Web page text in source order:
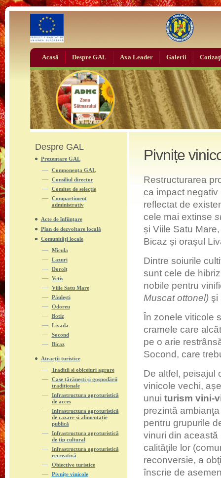
Acasă Despre GAL Axa Leader Galerii
Despre GAL
Prezentare GAL
Componența GAL
Consiliul director
Comitet de selecție
Compartiment
administrativ
Acte de înființare
Plan de dezvoltare locală
Comunităţi locale
Micula
Lazuri
Dorolț
Vetiș
Viile Satu Mare
Păulești
Odoreu
Botiz
Livada
Socond
Bicaz
Atracţii turistice
Traditii si obiceiuri agrare
Case țărănești și gospodării
tradiționale
Infrastructura agroturistică
de acces
Infrastructura agroturistică
de cazare și alimentație
publică
Infrastructura agroturistică
de tip cultural
Infrastructura agroturistică
recreativă
Obiective turistice
Pivnițe vinicole
Pivnițe
Restructurarea
ca impact
reflectat de
cele mai extinse
și Viile Satu
Bicaz și orașul
Dintre soiurile
sunt cele de
nobile pentru
Muscat ottonel) şi
În zonele viticole
cramele care
pe o arie
Socond, care
De altfel, peisajul
vinicole vechi,
unuiturism vini-
prezintă
pentru grupurile
vinuri din
calităţile lor
reconversie, a
înscrie de